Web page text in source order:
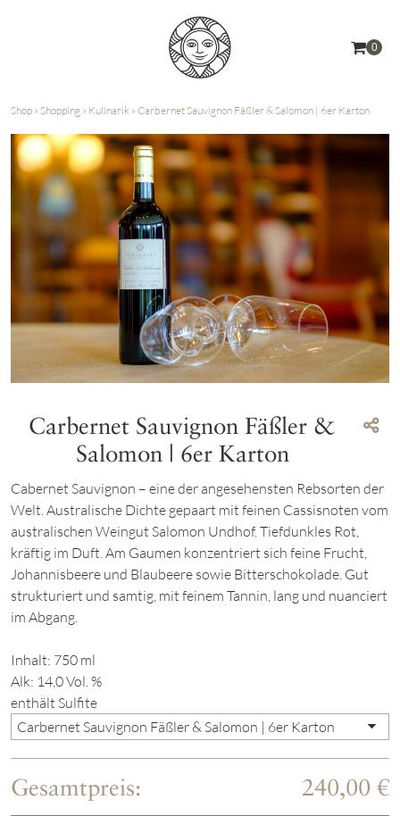
0
Shop » Shopping » Kulinarik » Carbernet Sauvignon Fäßler & Salomon | 6er Karton
Carbernet Sauvignon Fäßler &
Salomon | 6er Karton
Cabernet Sauvignon – eine der angesehensten Rebsorten der
Welt. Australische Dichte gepaart mit feinen Cassisnoten vom
australischen Weingut Salomon Undhof. Tiefdunkles Rot,
kräftig im Duft. Am Gaumen konzentriert sich feine Frucht,
Johannisbeere und Blaubeere sowie Bitterschokolade. Gut
strukturiert und samtig, mit feinem Tannin, lang und nuanciert
im Abgang.
Inhalt: 750 ml
Alk: 14,0 Vol. %
enthält Sulfite
Gesamtpreis: 240,00 €